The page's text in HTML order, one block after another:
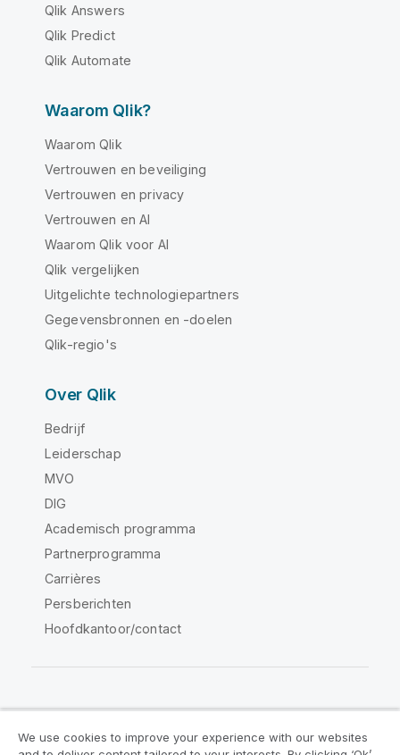
Qlik Answers
Qlik Predict
Qlik Automate
Waarom Qlik?
Waarom Qlik
Vertrouwen en beveiliging
Vertrouwen en privacy
Vertrouwen en AI
Waarom Qlik voor AI
Qlik vergelijken
Uitgelichte technologiepartners
Gegevensbronnen en -doelen
Qlik-regio's
Over Qlik
Bedrijf
Leiderschap
MVO
DIG
Academisch programma
Partnerprogramma
Carrières
Persberichten
Hoofdkantoor/contact
We use cookies to improve your experience with our websites